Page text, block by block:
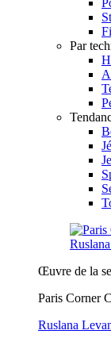
Par
Œuvre de la
Paris Corner
Ruslana